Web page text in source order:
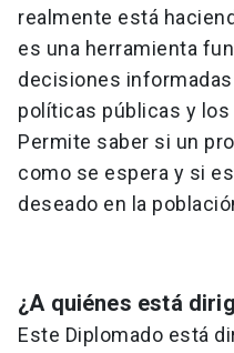
realmente está
es una herramienta
decisiones
políticas públicas y
Permite saber si un
como se espera y si
deseado en la
¿A quiénes está
Este Diplomado está